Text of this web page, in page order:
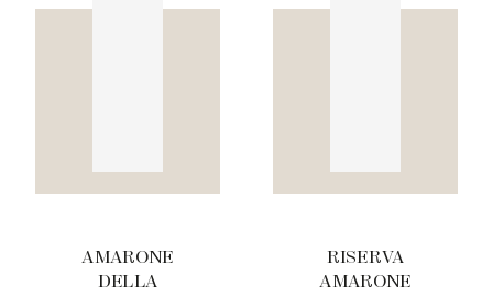
AMARONE
DELLA
RISERVA
AMARONE